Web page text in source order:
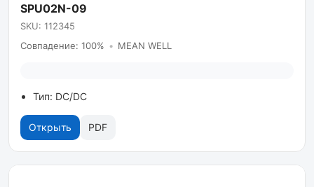
SPU02N-09
SKU: 112345
Совпадение: 100% • MEAN WELL
Тип: DC/DC
Открыть PDF